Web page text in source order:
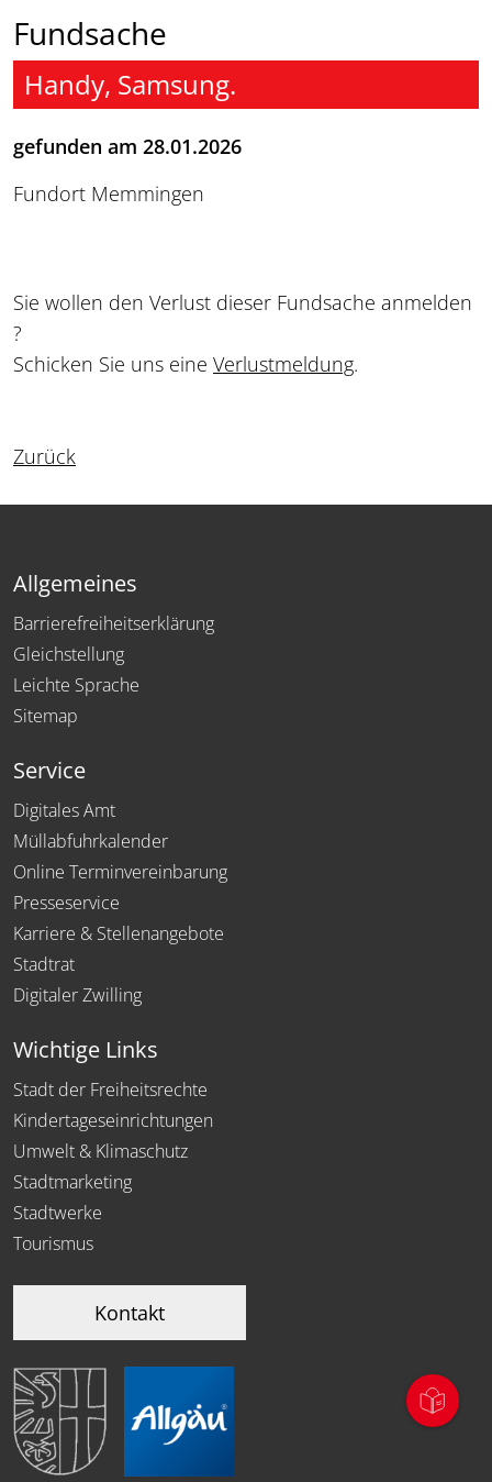
Fundsache
Handy, Samsung.
gefunden am 28.01.2026
Fundort Memmingen
Sie wollen den Verlust dieser Fundsache anmelden
?
Schicken Sie uns eine Verlustmeldung.
Zurück
Allgemeines
Barrierefreiheitserklärung
Gleichstellung
Leichte Sprache
Sitemap
Service
Digitales Amt
Müllabfuhrkalender
Online Terminvereinbarung
Presseservice
Karriere & Stellenangebote
Stadtrat
Digitaler Zwilling
Wichtige Links
Stadt der Freiheitsrechte
Kindertageseinrichtungen
Umwelt & Klimaschutz
Stadtmarketing
Stadtwerke
Tourismus
Kontakt